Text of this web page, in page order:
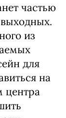
частью
из
для
на
центра